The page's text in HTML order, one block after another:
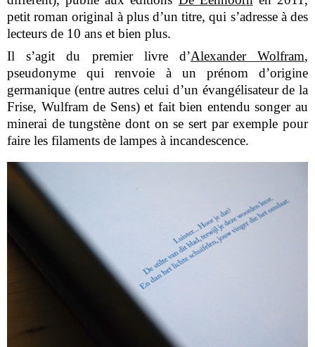
petit roman original à plus d’un titre, qui s’adresse à des
lecteurs de 10 ans et bien plus.
Il s’agit du premier livre d’Alexander Wolfram,
pseudonyme qui renvoie à un prénom d’origine
germanique (entre autres celui d’un évangélisateur de la
Frise, Wulfram de Sens) et fait bien entendu songer au
minerai de tungstène dont on se sert par exemple pour
faire les filaments de lampes à incandescence.